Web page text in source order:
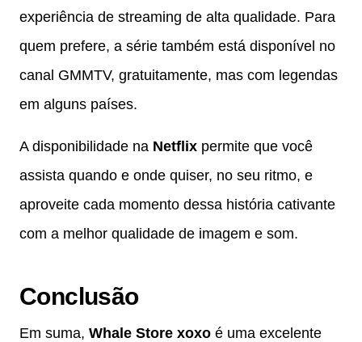
experiência de streaming de alta qualidade. Para
quem prefere, a série também está disponível no
canal GMMTV, gratuitamente, mas com legendas
em alguns países.
A disponibilidade na Netflix permite que você
assista quando e onde quiser, no seu ritmo, e
aproveite cada momento dessa história cativante
com a melhor qualidade de imagem e som.
Conclusão
Em suma, Whale Store xoxo é uma excelente